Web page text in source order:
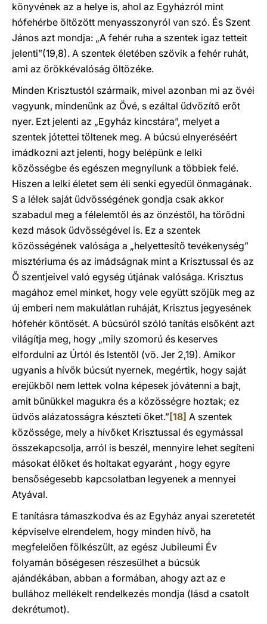
könyvének az a helye is, ahol az Egyházról mint
hófehérbe öltözött menyasszonyról van szó. És Szent
János azt mondja: „A fehér ruha a szentek igaz tetteit
jelenti”(19,8). A szentek életében szövik a fehér ruhát,
ami az örökkévalóság öltözéke.
Minden Krisztustól szármaik, mivel azonban mi az övéi
vagyunk, mindenünk az Övé, s ezáltal üdvözítő erőt
nyer. Ezt jelenti az „Egyház kincstára”, melyet a
szentek jótettei töltenek meg. A búcsú elnyeréséért
imádkozni azt jelenti, hogy belépünk e lelki
közösségbe és egészen megnyílunk a többiek felé.
Hiszen a lelki életet sem éli senki egyedül önmagának.
S a lélek saját üdvösségének gondja csak akkor
szabadul meg a félelemtől és az önzéstől, ha törődni
kezd mások üdvösségével is. Ez a szentek
közösségének valósága a „helyettesítő tevékenység”
misztériuma és az imádságnak mint a Krisztussal és az
Ő szentjeivel való egység útjának valósága. Krisztus
magához emel minket, hogy vele együtt szőjük meg az
új emberi nem makulátlan ruháját, Krisztus jegyesének
hófehér köntösét. A búcsúról szóló tanítás elsőként azt
világítja meg, hogy „mily szomorú és keserves
elfordulni az Úrtól és Istentől (vö. Jer 2,19). Amikor
ugyanis a hívők búcsút nyernek, megértik, hogy saját
erejükből nem lettek volna képesek jóvátenni a bajt,
amit bűnükkel magukra és a közösségre hoztak; ez
üdvös alázatosságra készteti őket.”[18] A szentek
közössége, mely a hívőket Krisztussal és egymással
összekapcsolja, arról is beszél, mennyire lehet segíteni
másokat élőket és holtakat egyaránt , hogy egyre
bensőségesebb kapcsolatban legyenek a mennyei
Atyával.
E tanításra támaszkodva és az Egyház anyai szeretetét
képviselve elrendelem, hogy minden hívő, ha
megfelelően fölkészült, az egész Jubileumi Év
folyamán bőségesen részesülhet a búcsúk
ajándékában, abban a formában, ahogy azt az e
bullához mellékelt rendelkezés mondja (lásd a csatolt
dekrétumot).